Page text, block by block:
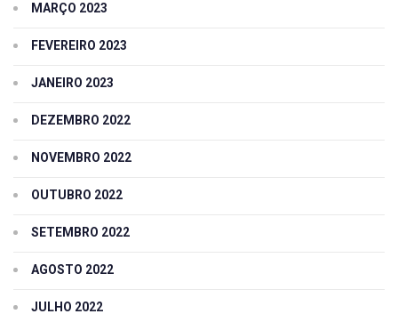
MARÇO 2023
FEVEREIRO 2023
JANEIRO 2023
DEZEMBRO 2022
NOVEMBRO 2022
OUTUBRO 2022
SETEMBRO 2022
AGOSTO 2022
JULHO 2022